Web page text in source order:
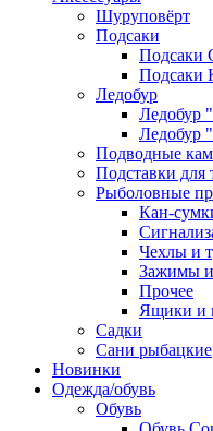
Шуруповёрт
Подсаки
Подсаки
Подсаки
Ледобур
Ледобур
Ледобур
Подводные
Подставки для
Рыболовные
Кан-
Чехлы и
Зажимы и
Прочее
Ящики и
Садки
Сани рыбацкие
Новинки
Одежда/обувь
Обувь